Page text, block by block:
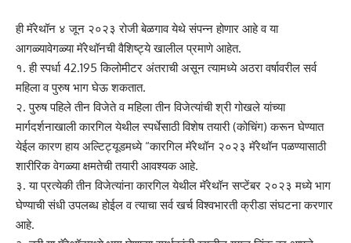
ही मॅरेथॉन ४ जून २०२३ रोजी बेळगाव येथे संपन्न होणार आहे व या
आगळ्यावेगळ्या मॅरेथॉनची वैशिष्ट्ये खालील प्रमाणे आहेत.
१. ही स्पर्धा 42.195 किलोमीटर अंतराची असून त्यामध्ये अठरा वर्षावरील सर्व
महिला व पुरुष भाग घेऊ शकतात.
२. पुरुष पहिले तीन विजेते व महिला तीन विजेत्यांची श्री गोखले यांच्या
मार्गदर्शनाखाली कारगिल येथील स्पर्धेसाठी विशेष तयारी (कोचिंग) करून घेण्यात
येईल कारण हाय अल्टिट्यूडमध्ये “कारगिल मॅरेथॉन २०२३ मॅरेथॉन पळण्यासाठी
शारीरिक वेगळ्या क्षमतेची तयारी आवश्यक आहे.
३. या प्रत्येकी तीन विजेत्यांना कारगिल येथील मॅरेथॉन सप्टेंबर २०२३ मध्ये भाग
घेण्याची संधी उपलब्ध होईल व त्याचा सर्व खर्च विश्वभारती क्रीडा संघटना करणार
आहे.